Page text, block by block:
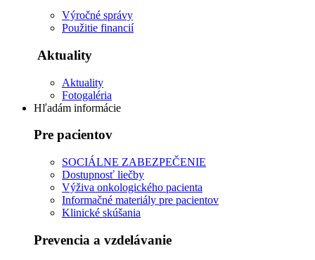
Výročné správy
Použitie financií
Aktuality
Aktuality
Fotogaléria
Hľadám informácie
Pre pacientov
SOCIÁLNE ZABEZPEČENIE
Dostupnosť liečby
Výživa onkologického pacienta
Informačné materiály pre pacientov
Klinické skúšania
Prevencia a vzdelávanie